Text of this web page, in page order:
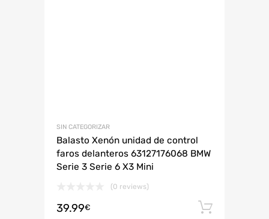
SIN CATEGORIZAR
Balasto Xenón unidad de control
faros delanteros 63127176068 BMW
Serie 3 Serie 6 X3 Mini
(0 reviews)
39.99€